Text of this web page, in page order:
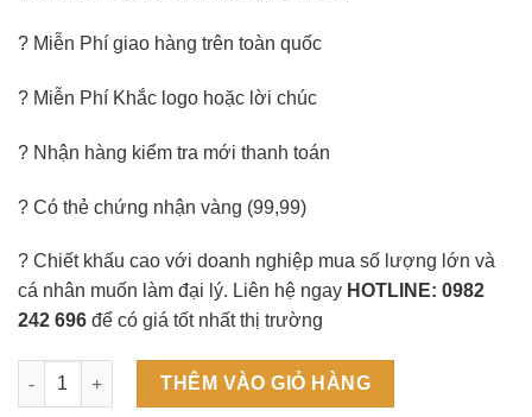
? Miễn Phí giao hàng trên toàn quốc
? Miễn Phí Khắc logo hoặc lời chúc
? Nhận hàng kiểm tra mới thanh toán
? Có thẻ chứng nhận vàng (99,99)
? Chiết khấu cao với doanh nghiệp mua số lượng lớn và
cá nhân muốn làm đại lý. Liên hệ ngay HOTLINE: 0982
242 696 để có giá tốt nhất thị trường
Tranh Hoa Hướng Dương (nền sáng) số lượng
THÊM VÀO GIỎ HÀNG